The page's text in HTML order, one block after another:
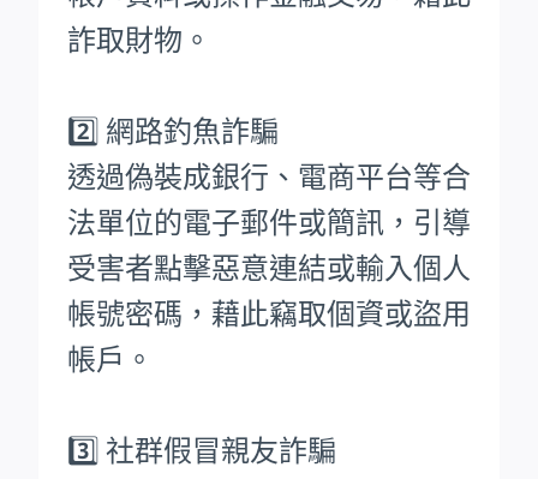
詐取財物。
2️⃣ 網路釣魚詐騙
透過偽裝成銀行、電商平台等合
法單位的電子郵件或簡訊，引導
受害者點擊惡意連結或輸入個人
帳號密碼，藉此竊取個資或盜用
帳戶。
3️⃣ 社群假冒親友詐騙